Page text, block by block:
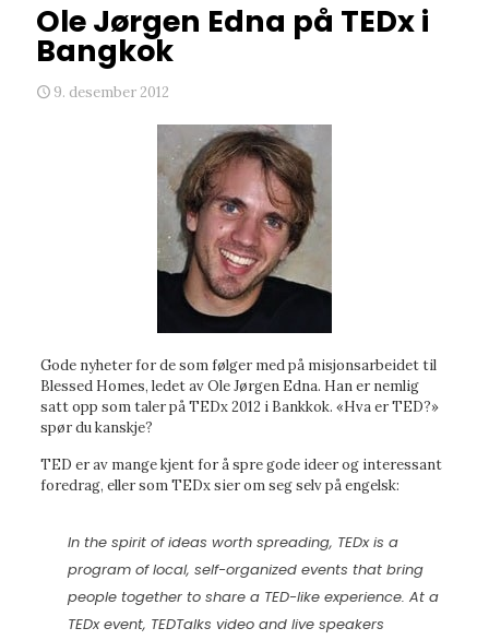
Ole Jørgen Edna på TEDx i
Bangkok
9. desember 2012
Gode nyheter for de som følger med på misjonsarbeidet til
Blessed Homes, ledet av Ole Jørgen Edna. Han er nemlig
satt opp som taler på TEDx 2012 i Bankkok. «Hva er TED?»
spør du kanskje?
TED er av mange kjent for å spre gode ideer og interessant
foredrag, eller som TEDx sier om seg selv på engelsk:
In the spirit of ideas worth spreading, TEDx is a
program of local, self-organized events that bring
people together to share a TED-like experience. At a
TEDx event, TEDTalks video and live speakers